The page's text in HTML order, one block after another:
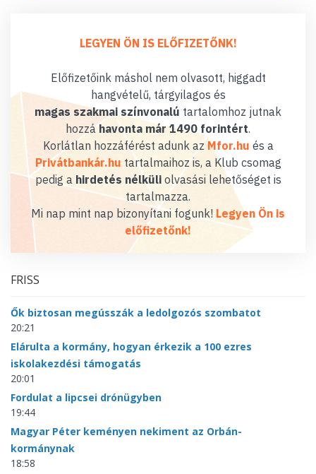
LEGYEN ÖN IS ELŐFIZETŐNK!
Előfizetőink máshol nem olvasott, higgadt
hangvételű, tárgyilagos és
magas szakmai színvonalú tartalomhoz jutnak
hozzáhavonta már 1490 forintért.
Korlátlan hozzáférést adunk az Mfor.hu és a
Privátbankár.hu tartalmaihoz is, a Klub csomag
pedig a hirdetés nélküliolvasási lehetőséget is
tartalmazza.
Mi nap mint nap bizonyítani fogunk! Legyen Ön is
előfizetőnk!
FRISS
Ők biztosan megússzák a ledolgozós szombatot
20:21
Elárulta a kormány, hogyan érkezik a 100 ezres
iskolakezdési támogatás
20:01
Fordulat a lipcsei drónügyben
19:44
Magyar Péter keményen nekiment az Orbán-
kormánynak
18:58